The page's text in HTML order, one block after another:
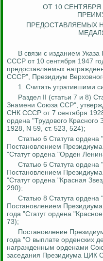
ОТ 10 СЕНТЯБРЯ
ПРЕДОСТАВЛЯЕМЫХ
В связи с изданием
СССР от 10 сентября 1947
предоставляемых
СССР", Президиум
1. Считать утратившими
Раздел II (статьи 7 и 8)
Знамени Союза ССР",
СНК СССР от 7 сентября
ордена "Трудового
1928, N 59, ст. 523, 524);
Статью 6 Статута
Постановлением
"Статут ордена "Орден
Статью 6 Статута ордена
Постановлением
"Статут ордена "Красная
290);
Статью 8 Статута ордена
Постановлением
года "Статут ордена
73);
Постановление
года "О выплате орденских
награжденным орденами
заседания Президиума ЦИК